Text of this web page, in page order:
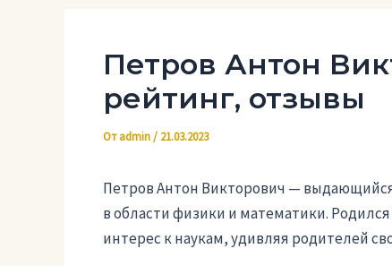
Петров Антон
рейтинг, отзывы
Отadmin/ 21.03.2023
Петров Антон Викторович —
в области физики и математики.
интерес к наукам, удивляя родителей